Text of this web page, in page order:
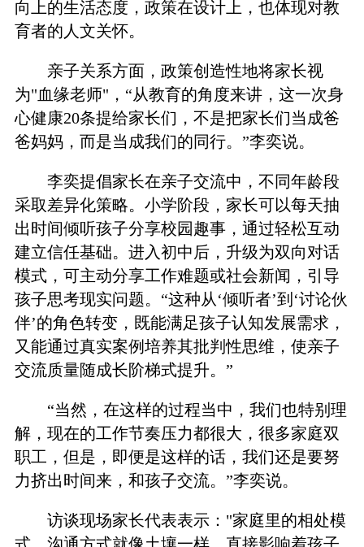
向上的生活态度，政策在设计上，也体现对教
育者的人文关怀。
亲子关系方面，政策创造性地将家长视
为"血缘老师"，“从教育的角度来讲，这一次身
心健康20条提给家长们，不是把家长们当成爸
爸妈妈，而是当成我们的同行。”李奕说。
李奕提倡家长在亲子交流中，不同年龄段
采取差异化策略。小学阶段，家长可以每天抽
出时间倾听孩子分享校园趣事，通过轻松互动
建立信任基础。进入初中后，升级为双向对话
模式，可主动分享工作难题或社会新闻，引导
孩子思考现实问题。“这种从‘倾听者’到‘讨论伙
伴’的角色转变，既能满足孩子认知发展需求，
又能通过真实案例培养其批判性思维，使亲子
交流质量随成长阶梯式提升。”
“当然，在这样的过程当中，我们也特别理
解，现在的工作节奏压力都很大，很多家庭双
职工，但是，即便是这样的话，我们还是要努
力挤出时间来，和孩子交流。”李奕说。
访谈现场家长代表表示："家庭里的相处模